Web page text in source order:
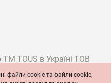
TOUS в Україні ТОВ
файли cookie та файли cookie,